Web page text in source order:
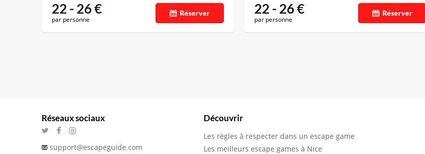
22 - 26€
par personne
Réserver 22 - 26€
par personne
Réserver
Réseaux sociaux
support@escapeguide.com
Découvrir
Les règles à respecter dans un escape game
Les meilleurs escape games à Nice